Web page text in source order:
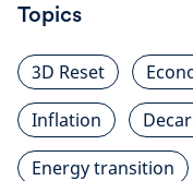
Topics
3D Reset
Inflation
Energy transition